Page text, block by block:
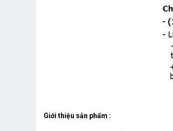
Giới thiệu sản phẩm :